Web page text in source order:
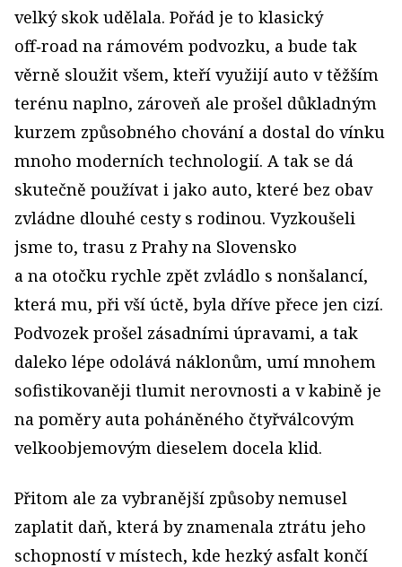
velký skok udělala. Pořád je to klasický
off‑road na rámovém podvozku, a bude tak
věrně sloužit všem, kteří využijí auto v těžším
terénu naplno, zároveň ale prošel důkladným
kurzem způsobného chování a dostal do vínku
mnoho moderních technologií. A tak se dá
skutečně používat i jako auto, které bez obav
zvládne dlouhé cesty s rodinou. Vyzkoušeli
jsme to, trasu z Prahy na Slovensko
a na otočku rychle zpět zvládlo s nonšalancí,
která mu, při vší úctě, byla dříve přece jen cizí.
Podvozek prošel zásadními úpravami, a tak
daleko lépe odolává náklonům, umí mnohem
sofistikovaněji tlumit nerovnosti a v kabině je
na poměry auta poháněného čtyřválcovým
velkoobjemovým dieselem docela klid.
Přitom ale za vybranější způsoby nemusel
zaplatit daň, která by znamenala ztrátu jeho
schopností v místech, kde hezký asfalt končí